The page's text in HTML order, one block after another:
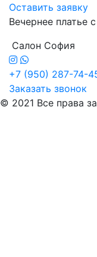
Оставить заявку
Вечернее платье
Салон София
+7 (950) 287-74-
Заказать звонок
© 2021 Все права